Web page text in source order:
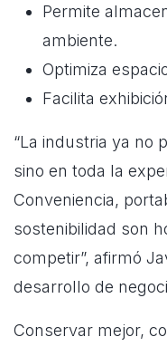
Permite
ambiente.
Optimiza
Facilita
“La industria ya no
sino en toda la
Conveniencia,
sostenibilidad son
competir”, afirmó
desarrollo de
Conservar mejor,